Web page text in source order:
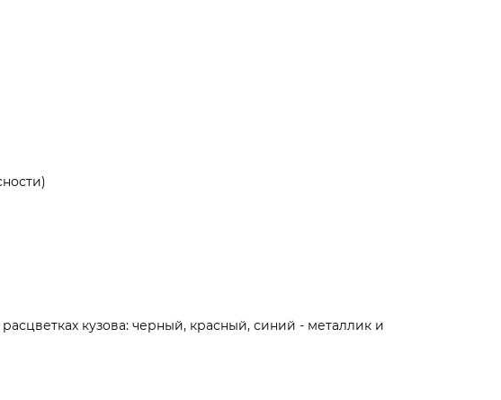
кузова: черный, красный, синий - металлик и